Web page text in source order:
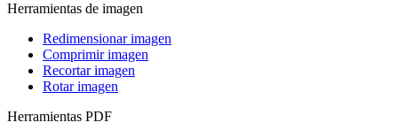
Herramientas de imagen
Redimensionar imagen
Comprimir imagen
Recortar imagen
Rotar imagen
Herramientas PDF